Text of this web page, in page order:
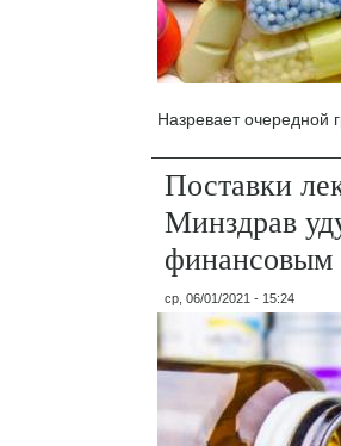
Назревает очередной
Поставки
Минздрав
финансовым
ср, 06/01/2021 - 15:24